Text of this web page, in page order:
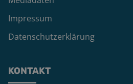
Impressum
Datenschutzerklärung
KONTAKT